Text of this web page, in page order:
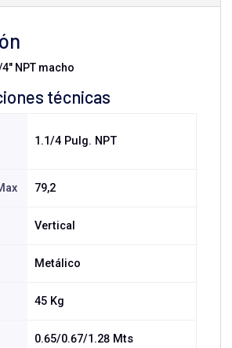
NPT macho
técnicas
1.1/4 Pulg. NPT
79,2
Vertical
Metálico
45 Kg
0.65/0.67/1.28 Mts